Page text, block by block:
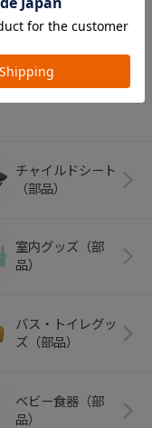
ペット用品
チャイルドシート
（部品）
室内グッズ（部
品）
バス・トイレグッ
ズ（部品）
ベビー食器（部
品）